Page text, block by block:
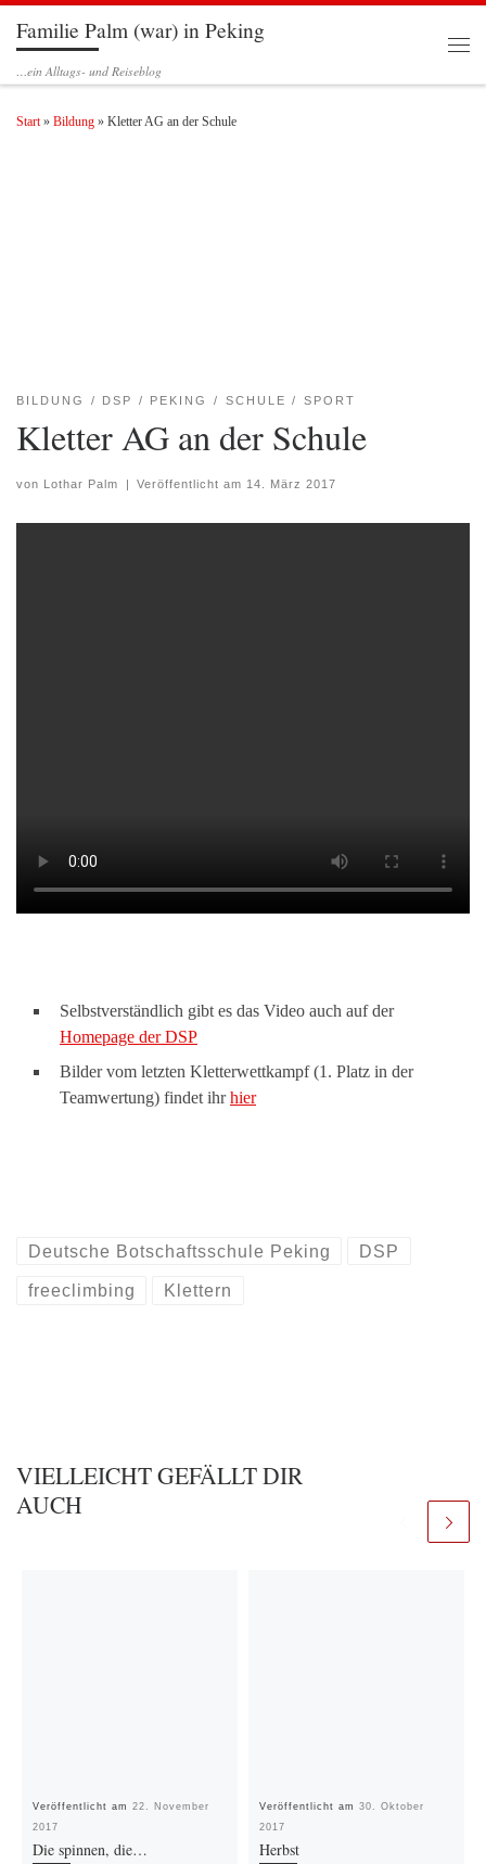
Zum Inhalt springen
Familie Palm (war) in Peking
…ein Alltags- und Reiseblog
Start » Bildung » Kletter AG an der Schule
BILDUNG DSP PEKING SCHULE SPORT
Kletter AG an der Schule
von Lothar Palm | Veröffentlicht am 14. März 2017
Selbstverständlich gibt es das Video auch auf der
Homepage der DSP
Bilder vom letzten Kletterwettkampf (1. Platz in der
Teamwertung) findet ihrhier
Deutsche Botschaftsschule Peking DSP
freeclimbing Klettern
VIELLEICHT GEFÄLLT DIR
AUCH
Veröffentlicht am22. November
2017
Die spinnen, die…
Veröffentlicht am30. Oktober
2017
Herbst